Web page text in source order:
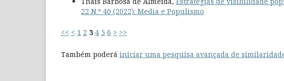
22 N.º 40 (2022): Media e Populismo
<< < 1 2 3 4 5 6 > >>
Também poderá iniciar uma pesquisa avançada de